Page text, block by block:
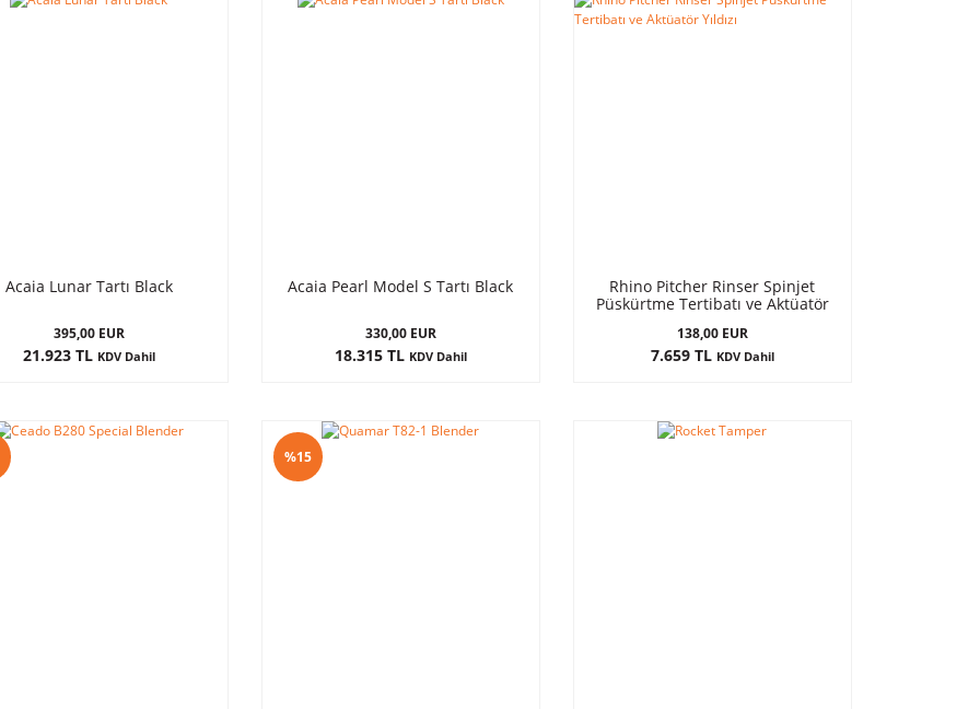
Acaia Lunar Tartı Black
395,00 EUR
21.923 TL KDV Dahil
Acaia Pearl Model S Tartı Black
330,00 EUR
18.315 TL KDV Dahil
Rhino Pitcher Rinser Spinjet
Püskürtme Tertibatı ve Aktüatör
138,00 EUR
7.659 TL KDV Dahil
%15